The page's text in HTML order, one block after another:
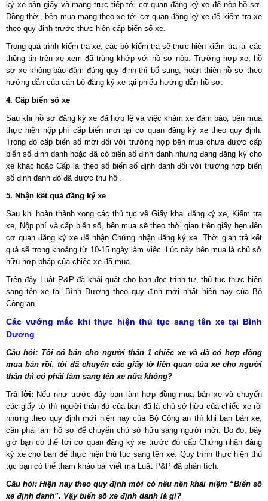
ký xe bản giấy và mang trực tiếp tới cơ quan đăng ký xe để nộp hồ sơ.
Đồng thời, bên mua mang theo xe tới cơ quan đăng ký xe để kiểm tra xe
theo quy định trước thực hiện cấp biển số xe.
Trong quá trình kiểm tra xe, các bộ kiểm tra sẽ thực hiện kiểm tra lại các
thông tin trên xe xem đã trùng khớp với hồ sơ nộp. Trường hợp xe, hồ
sơ xe không bảo đảm đúng quy định thì bổ sung, hoàn thiện hồ sơ theo
hướng dẫn của cán bộ đăng ký xe tại phiếu hướng dẫn hồ sơ.
4. Cấp biển số xe
Sau khi hồ sơ đăng ký xe đã hợp lệ và việc khám xe đảm bảo, bên mua
thực hiện nộp phí cấp biển mới tại cơ quan đăng ký xe theo quy định.
Trong đó cấp biển số mới đối với trường hợp bên mua chưa được cấp
biển số định danh hoặc đã có biển số định danh nhưng đang đăng ký cho
xe khác hoặc Cấp lại theo số biển số định danh đối với trường hợp biển
số định danh đó đã được thu hồi.
5. Nhận kết quả đăng ký xe
Sau khi hoàn thành xong các thủ tục về Giấy khai đăng ký xe, Kiểm tra
xe, Nộp phí và cấp biển số, bên mua sẽ theo thời gian trên giấy hẹn đến
cơ quan đăng ký xe để nhận Chứng nhận đăng ký xe. Thời gian trả kết
quả sẽ trong khoảng từ 10-15 ngày làm việc. Lúc này bên mua là chủ sở
hữu hợp pháp của chiếc xe đã mua.
Trên đây Luật P&P đã khái quát cho bạn đọc trình tự, thủ tục thực hiện
sang tên xe tại Bình Dương theo quy định mới nhất hiện nay của Bộ
Công an.
Các vướng mắc khi thực hiện thủ tục sang tên xe tại Bình
Dương
Câu hỏi: Tôi có bán cho người thân 1 chiếc xe và đã có hợp đồng
mua bán rồi, tôi đã chuyển các giấy tờ liên quan của xe cho người
thân thì có phải làm sang tên xe nữa không?
Trả lời: Nếu như trước đây bạn làm hợp đồng mua bán xe và chuyển
các giấy tờ thì người thân đó của bạn đã là chủ sở hữu của chiếc xe rồi
nhưng theo quy định mới hiện nay của Bộ Công an thì khi bạn bán xe,
cần phải làm hồ sơ để chuyển chủ sở hữu sang người mới. Do đó, bây
giờ bạn có thể tới cơ quan đăng ký xe trước đó cấp Chứng nhận đăng
ký xe cho bạn để thực hiện thủ tục sang tên xe. Quy trình thực hiện thủ
tục bạn có thể tham khảo bài viết mà Luật P&P đã phân tích.
Câu hỏi: Hiện nay theo quy định mới có nêu nên khái niệm “Biển số
xe định danh”. Vậy biển số xe định danh là gì?